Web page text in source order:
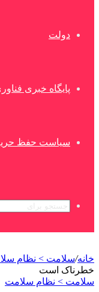
دولت
پایگاه خبری
سیاست حفظ
خانه/سلامت > نظام
خطرناک است
سلامت > نظام سلامت